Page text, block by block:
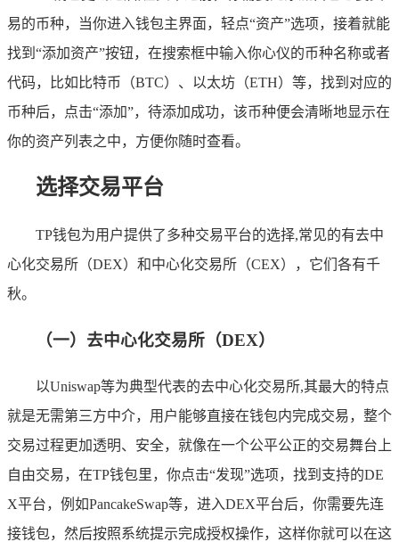
易的币种，当你进入钱包主界面，轻点“资产”选项，接着就能
找到“添加资产”按钮，在搜索框中输入你心仪的币种名称或者
代码，比如比特币（BTC）、以太坊（ETH）等，找到对应的
币种后，点击“添加”，待添加成功，该币种便会清晰地显示在
你的资产列表之中，方便你随时查看。
选择交易平台
TP钱包为用户提供了多种交易平台的选择,常见的有去中
心化交易所（DEX）和中心化交易所（CEX），它们各有千
秋。
（一）去中心化交易所（DEX）
以Uniswap等为典型代表的去中心化交易所,其最大的特点
就是无需第三方中介，用户能够直接在钱包内完成交易，整个
交易过程更加透明、安全，就像在一个公平公正的交易舞台上
自由交易，在TP钱包里，你点击“发现”选项，找到支持的DE
X平台，例如PancakeSwap等，进入DEX平台后，你需要先连
接钱包，然后按照系统提示完成授权操作，这样你就可以在这